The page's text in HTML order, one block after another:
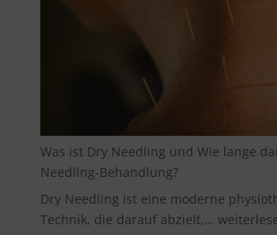
Was ist Dry Needling und Wie lange
Needling-Behandlung?
Dry Needling ist eine moderne
Technik, die darauf abzielt,… Was